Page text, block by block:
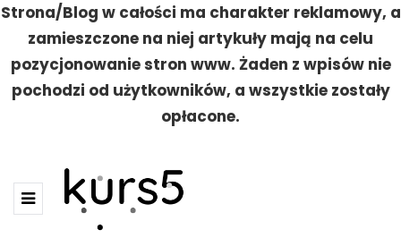
Strona/Blog w całości ma charakter reklamowy, a
zamieszczone na niej artykuły mają na celu
pozycjonowanie stron www. Żaden z wpisów nie
pochodzi od użytkowników, a wszystkie zostały
opłacone.